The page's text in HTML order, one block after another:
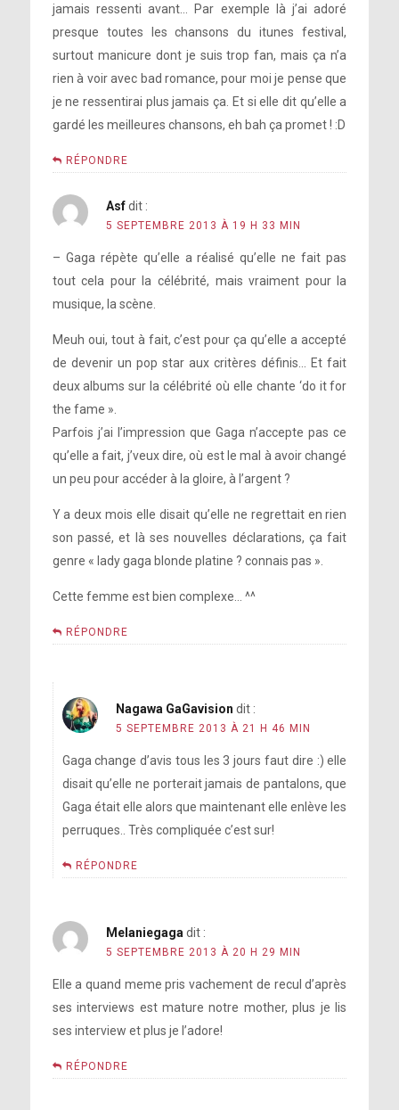
jamais ressenti avant… Par exemple là j’ai adoré
presque toutes les chansons du itunes festival,
surtout manicure dont je suis trop fan, mais ça n’a
rien à voir avec bad romance, pour moi je pense que
je ne ressentirai plus jamais ça. Et si elle dit qu’elle a
gardé les meilleures chansons, eh bah ça promet ! :D
RÉPONDRE
Asf dit :
5 SEPTEMBRE 2013 À 19 H 33 MIN
– Gaga répète qu’elle a réalisé qu’elle ne fait pas
tout cela pour la célébrité, mais vraiment pour la
musique, la scène.
Meuh oui, tout à fait, c’est pour ça qu’elle a accepté
de devenir un pop star aux critères définis… Et fait
deux albums sur la célébrité où elle chante ‘do it for
the fame ».
Parfois j’ai l’impression que Gaga n’accepte pas ce
qu’elle a fait, j’veux dire, où est le mal à avoir changé
un peu pour accéder à la gloire, à l’argent ?
Y a deux mois elle disait qu’elle ne regrettait en rien
son passé, et là ses nouvelles déclarations, ça fait
genre « lady gaga blonde platine ? connais pas ».
Cette femme est bien complexe… ^^
RÉPONDRE
Nagawa GaGavision dit :
5 SEPTEMBRE 2013 À 21 H 46 MIN
Gaga change d’avis tous les 3 jours faut dire :) elle
disait qu’elle ne porterait jamais de pantalons, que
Gaga était elle alors que maintenant elle enlève les
perruques.. Très compliquée c’est sur!
RÉPONDRE
Melaniegaga dit :
5 SEPTEMBRE 2013 À 20 H 29 MIN
Elle a quand meme pris vachement de recul d’après
ses interviews est mature notre mother, plus je lis
ses interview et plus je l’adore!
RÉPONDRE